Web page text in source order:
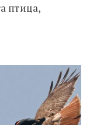
птица,